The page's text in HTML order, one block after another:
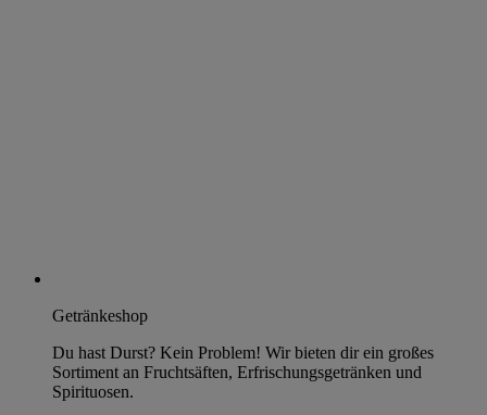
Getränkeshop
Du hast Durst? Kein Problem! Wir bieten dir ein großes
Sortiment an Fruchtsäften, Erfrischungsgetränken und
Spirituosen.